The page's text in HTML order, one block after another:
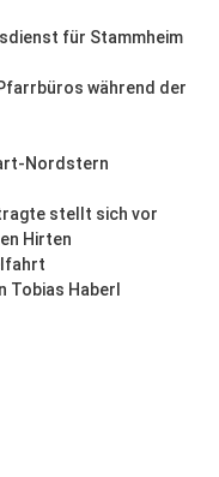
für Stammheim
während der
Nordstern
stellt sich vor
Hirten
Tobias Haberl